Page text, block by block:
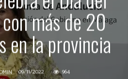
más de 20
en la provincia
09/11/2022 964